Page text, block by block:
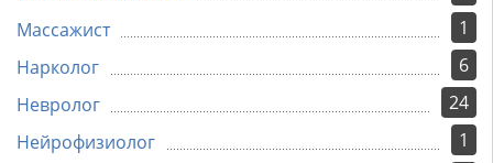
1
Массажист
6
Нарколог
24
Невролог
1
Нейрофизиолог